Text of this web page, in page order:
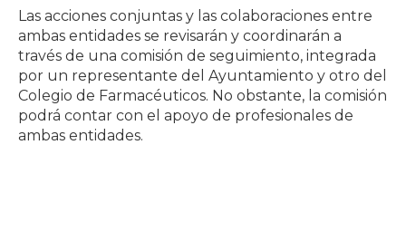
Las acciones conjuntas y las colaboraciones entre
ambas entidades se revisarán y coordinarán a
través de una comisión de seguimiento, integrada
por un representante del Ayuntamiento y otro del
Colegio de Farmacéuticos. No obstante, la comisión
podrá contar con el apoyo de profesionales de
ambas entidades.